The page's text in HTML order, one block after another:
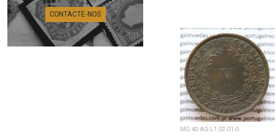
CONTACTE-NOS
MQ.4D.AG.L1.02.01.G